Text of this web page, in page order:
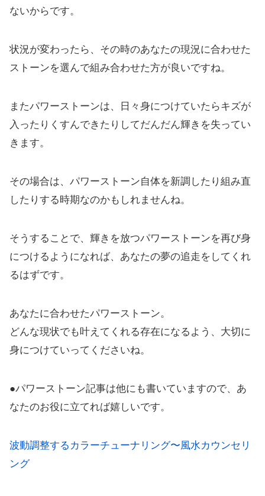
ないからです。
状況が変わったら、その時のあなたの現況に合わせた
ストーンを選んで組み合わせた方が良いですね。
またパワーストーンは、日々身につけていたらキズが
入ったりくすんできたりしてだんだん輝きを失ってい
きます。
その場合は、パワーストーン自体を新調したり組み直
したりする時期なのかもしれませんね。
そうすることで、輝きを放つパワーストーンを再び身
につけるようになれば、あなたの夢の追走をしてくれ
るはずです。
あなたに合わせたパワーストーン。
どんな現状でも叶えてくれる存在になるよう、大切に
身につけていってくださいね。
●パワーストーン記事は他にも書いていますので、あ
なたのお役に立てれば嬉しいです。
波動調整するカラーチューナリング〜風水カウンセリ
ング